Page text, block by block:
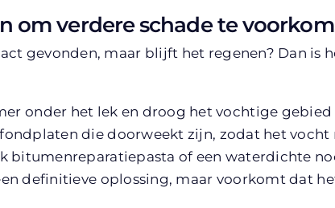
om verdere schade te
gevonden, maar blijft het regenen? Dan is
onder het lek en droog het vochtige
die doorweekt zijn, zodat het vocht
bitumenreparatiepasta of een waterdichte
definitieve oplossing, maar voorkomt dat